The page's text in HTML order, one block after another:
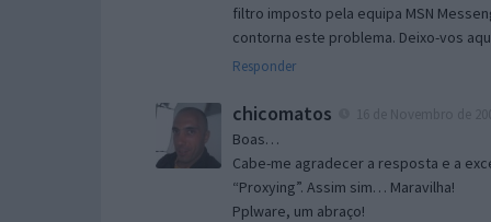
filtro imposto pela equipa MSN
contorna este problema. Deixo-vos
Responder
chicomatos
Boas…
Cabe-me agradecer a resposta e a
“Proxying”. Assim sim… Maravilha!
Pplware, um abraço!